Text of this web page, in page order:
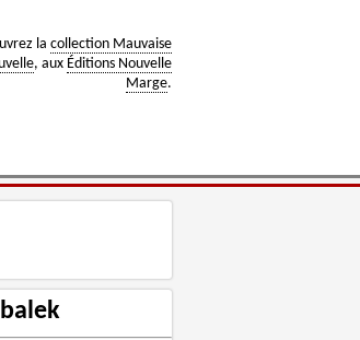
la collection Mauvaise
, aux Éditions Nouvelle
Marge.